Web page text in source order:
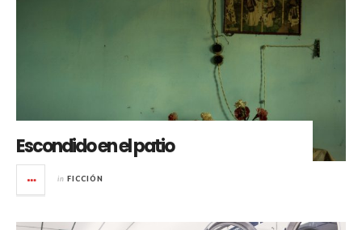
Escondido en el patio
in FICCIÓN